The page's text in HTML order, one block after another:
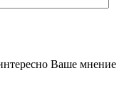
Ваше мнение